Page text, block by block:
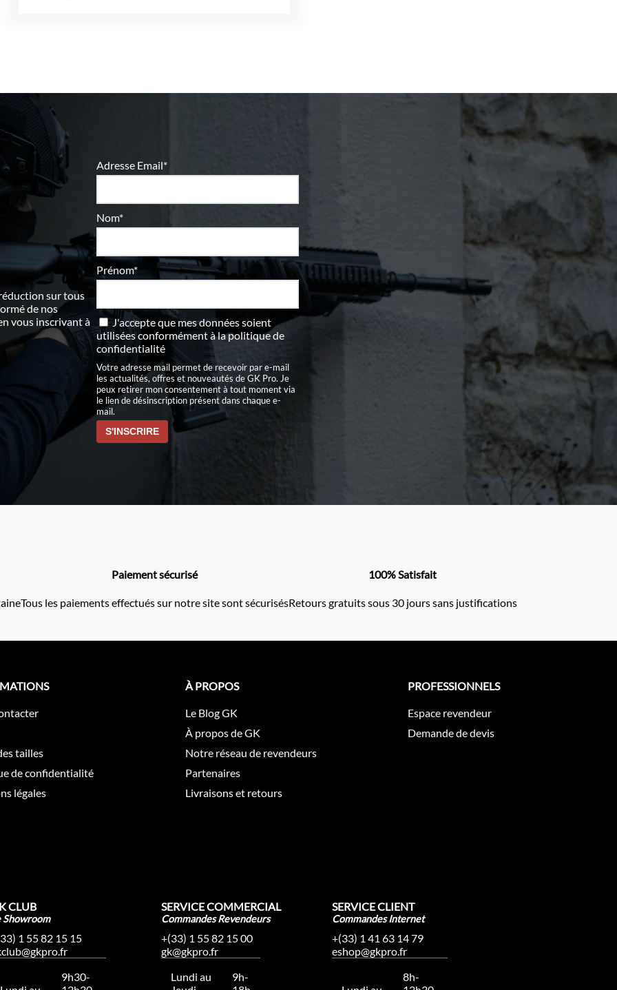
sur tous
de nos
vous inscrivant à
Adresse Email*
Nom*
Prénom*
J'accepte que mes données soient
utilisées conformément àla politique de
confidentialité
Votre adresse mail permet de recevoir par e-mail
les actualités, offres et nouveautés de GK Pro. Je
peux retirer mon consentement à tout moment via
le lien de désinscription présent dans chaque e-
mail.
Paiement sécurisé
Tous les paiements effectués sur notre site sont sécurisés
100% Satisfait
Retours gratuits sous 30 jours sans justifications
tailles
de confidentialité
légales
À PROPOS
Le Blog GK
À propos de GK
Notre réseau de revendeurs
Partenaires
Livraisons et retours
PROFESSIONNELS
Espace revendeur
Demande de devis
CLUB
Showroom
1 55 82 15 15
9h30-
SERVICE COMMERCIAL
Commandes Revendeurs
+(33) 1 55 82 15 00
gk@gkpro.fr
Lundi au
9h-
SERVICE CLIENT
Commandes Internet
+(33) 1 41 63 14 79
eshop@gkpro.fr
8h-